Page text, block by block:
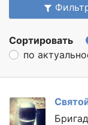
Сортировать
по